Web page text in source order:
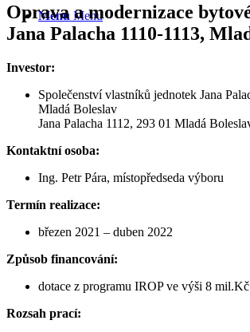
Menu Menu
Oprava a modernizace
Jana Palacha 1110-1113,
Investor:
Společenství vlastníků jednotek Jana
Mladá Boleslav
Jana Palacha 1112, 293 01 Mladá
Kontaktní osoba:
Ing. Petr Pára, místopředseda výboru
Termín realizace:
březen 2021 – duben 2022
Způsob financování:
dotace z programu IROP ve výši 8 mil.Kč
Rozsah prací: